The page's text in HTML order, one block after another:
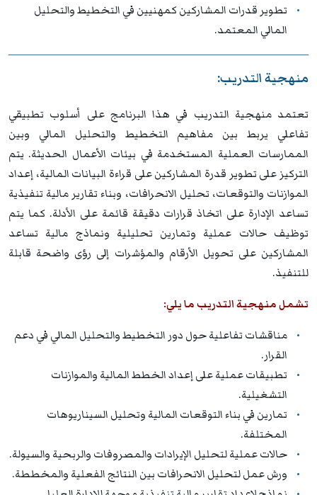
تطوير قدرات المشاركين كمهنيين في التخطيط والتحليل
المالي المعتمد.
منهجية التدريب:
تعتمد منهجية التدريب في هذا البرنامج على أسلوب تطبيقي
تفاعلي يربط بين مفاهيم التخطيط والتحليل المالي وبين
الممارسات العملية المستخدمة في بيئات الأعمال الحديثة. يتم
التركيز على تطوير قدرة المشاركين على قراءة البيانات المالية، إعداد
الموازنات والتوقعات، تحليل الانحرافات، وبناء تقارير مالية تنفيذية
تساعد الإدارة على اتخاذ قرارات دقيقة قائمة على الأدلة. كما يتم
توظيف حالات عملية وتمارين تحليلية ونماذج مالية تساعد
المشاركين على تحويل الأرقام والمؤشرات إلى رؤى واضحة قابلة
للتنفيذ.
تشمل منهجية التدريب ما يلي:
مناقشات تفاعلية حول دور التخطيط والتحليل المالي في دعم
القرار.
تطبيقات عملية على إعداد الخطط المالية والموازنات
التشغيلية.
تمارين في بناء التوقعات المالية وتحليل السيناريوهات
المختلفة.
حالات عملية لتحليل الإيرادات والمصروفات والربحية والسيولة.
ورش عمل لتحليل الانحرافات بين النتائج الفعلية والمخططة.